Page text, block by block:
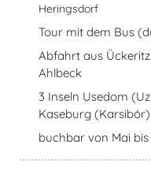
Heringsdorf
Tour mit dem Bus
Abfahrt aus
Ahlbeck
3 Inseln Usedom
Kaseburg (Karsibór)
buchbar von Mai